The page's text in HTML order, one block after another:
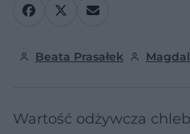
Beata Prasałek
Wartość odżywcza